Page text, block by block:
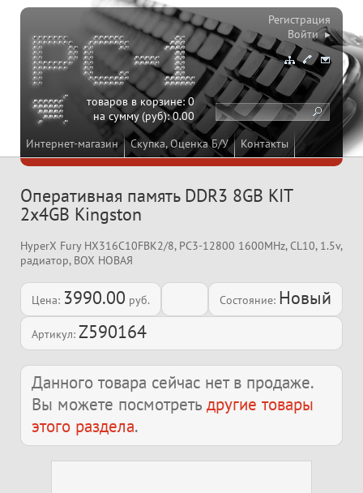
Интернет-магазин Скупка, Оценка Б/У Контакты
товаров в корзине:0
на сумму (руб):0.00
Регистрация
Войти ▸
Оперативная память DDR3 8GB KIT
2x4GB Kingston
HyperX Fury HX316C10FBK2/8, PC3-12800 1600MHz, CL10, 1.5v,
радиатор, BOX НОВАЯ
Цена: 3990.00 руб. Состояние: Новый
Артикул: Z590164
Данного товара сейчас нет в продаже.
Вы можете посмотреть другие товары
этого раздела.